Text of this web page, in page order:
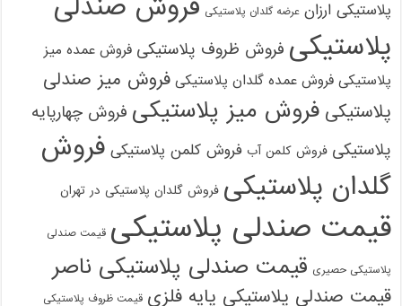
پلاستیکی ارزان عرضه گلدان پلاستیکی
پلاستیکی فروش ظروف پلاستیکی فروش عمده میز
پلاستیکی فروش عمده گلدان پلاستیکی فروش میز صندلی
پلاستیکی فروش میز پلاستیکی فروش چهارپایه
پلاستیکی فروش کلمن آب فروش کلمن پلاستیکی فروش
گلدان پلاستیکی فروش گلدان پلاستیکی در تهران
قیمت صندلی پلاستیکی قیمت صندلی
پلاستیکی حصیری قیمت صندلی پلاستیکی ناصر
قیمت صندلی پلاستیکی پایه فلزی قیمت ظروف پلاستیکی